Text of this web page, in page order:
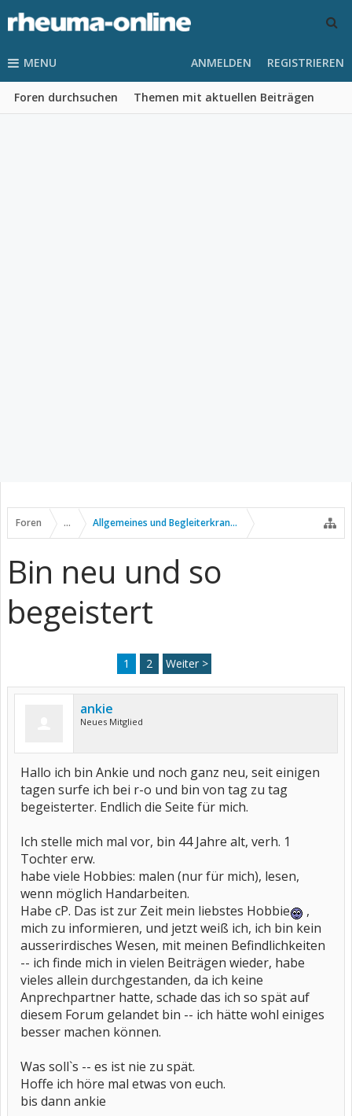
MENU
Foren durchsuchen Themen mit aktuellen Beiträgen
ANMELDEN REGISTRIEREN
Foren ... Allgemeines und Begleiterkrankungen
Bin neu und so
begeistert
1 2 Weiter >
ankie
Neues Mitglied
Hallo ich bin Ankie und noch ganz neu, seit einigen
tagen surfe ich bei r-o und bin von tag zu tag
begeisterter. Endlich die Seite für mich.
Ich stelle mich mal vor, bin 44 Jahre alt, verh. 1
Tochter erw.
habe viele Hobbies: malen (nur für mich), lesen,
wenn möglich Handarbeiten.
Habe cP. Das ist zur Zeit mein liebstes Hobbie
,
mich zu informieren, und jetzt weiß ich, ich bin kein
ausserirdisches Wesen, mit meinen Befindlichkeiten
-- ich finde mich in vielen Beiträgen wieder, habe
vieles allein durchgestanden, da ich keine
Anprechpartner hatte, schade das ich so spät auf
diesem Forum gelandet bin -- ich hätte wohl einiges
besser machen können.
Was soll`s -- es ist nie zu spät.
Hoffe ich höre mal etwas von euch.
bis dann ankie